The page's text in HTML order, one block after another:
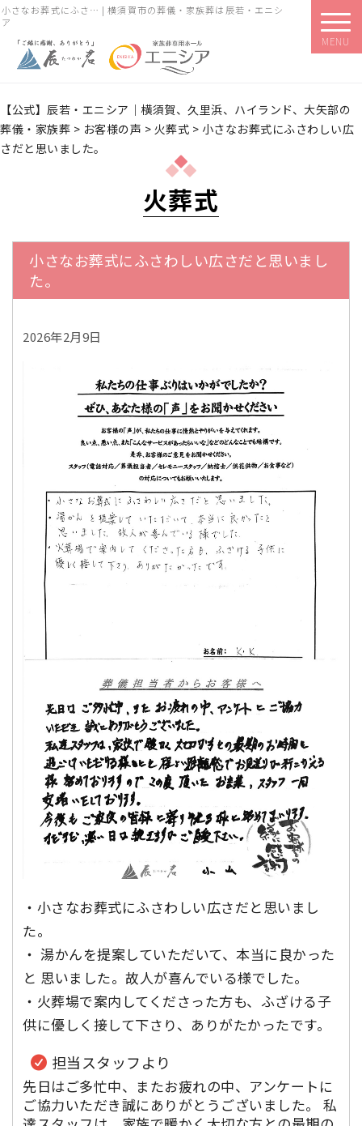
小さなお葬式にふさ… | 横須賀市の葬儀・家族葬は辰若・エニシ
ア
MENU
【公式】辰若・エニシア｜横須賀、久里浜、ハイランド、大矢部の
葬儀・家族葬 > お客様の声 > 火葬式 > 小さなお葬式にふさわしい広
さだと思いました。
火葬式
小さなお葬式にふさわしい広さだと思いまし
た。
2026年2月9日
・小さなお葬式にふさわしい広さだと思いまし
た。
・ 湯かんを提案していただいて、本当に良かった
と 思いました。故人が喜んでいる様でした。
・火葬場で案内してくださった方も、ふざける子
供に優しく接して下さり、ありがたかったです。
担当スタッフより
先日はご多忙中、またお疲れの中、アンケートに
ご協力いただき誠にありがとうございました。 私